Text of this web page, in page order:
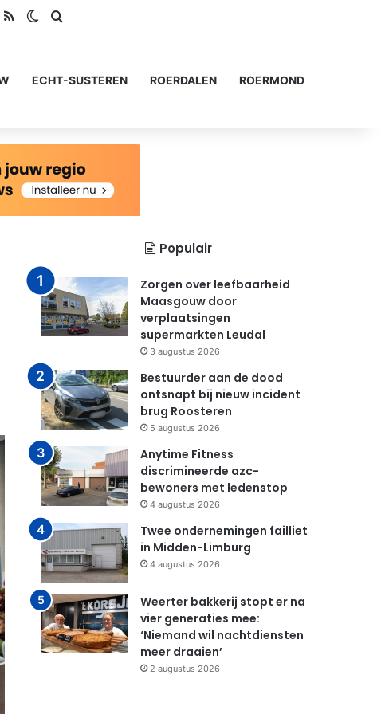
RSS Switch skin
ECHT-SUSTEREN ROERDALEN ROERMOND
Populair
Zorgen over leefbaarheid
Maasgouw door
verplaatsingen
supermarkten Leudal
3 augustus 2026
Bestuurder aan de dood
ontsnapt bij nieuw incident
brug Roosteren
5 augustus 2026
Anytime Fitness
discrimineerde azc-
bewoners met ledenstop
4 augustus 2026
Twee ondernemingen failliet
in Midden-Limburg
4 augustus 2026
Weerter bakkerij stopt er na
vier generaties mee:
‘Niemand wil nachtdiensten
meer draaien’
2 augustus 2026